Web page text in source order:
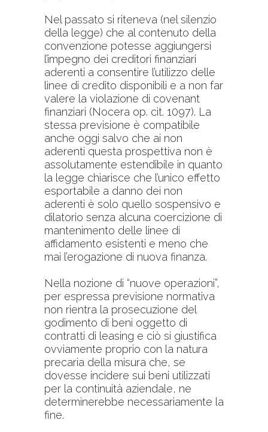
Nel passato si riteneva (nel silenzio
della legge) che al contenuto della
convenzione potesse aggiungersi
l’impegno dei creditori finanziari
aderenti a consentire l’utilizzo delle
linee di credito disponibili e a non far
valere la violazione di covenant
finanziari (Nocera op. cit. 1097). La
stessa previsione è compatibile
anche oggi salvo che ai non
aderenti questa prospettiva non è
assolutamente estendibile in quanto
la legge chiarisce che l’unico effetto
esportabile a danno dei non
aderenti è solo quello sospensivo e
dilatorio senza alcuna coercizione di
mantenimento delle linee di
affidamento esistenti e meno che
mai l’erogazione di nuova finanza.
Nella nozione di “nuove operazioni”,
per espressa previsione normativa
non rientra la prosecuzione del
godimento di beni oggetto di
contratti di leasing e ciò si giustifica
ovviamente proprio con la natura
precaria della misura che, se
dovesse incidere sui beni utilizzati
per la continuità aziendale, ne
determinerebbe necessariamente la
fine.